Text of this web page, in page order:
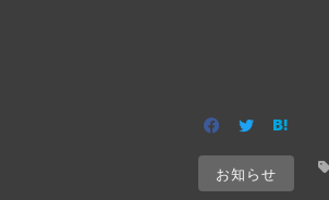
お知らせ